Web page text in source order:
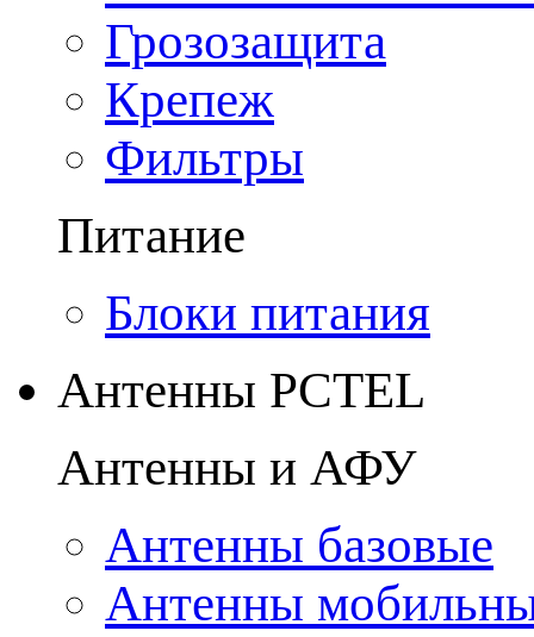
Грозозащита
Крепеж
Фильтры
Питание
Блоки питания
Антенны PCTEL
Антенны и АФУ
Антенны базовые
Антенны